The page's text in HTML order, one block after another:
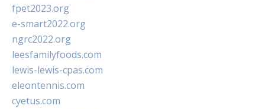
fpet2023.org
e-smart2022.org
ngrc2022.org
leesfamilyfoods.com
lewis-lewis-cpas.com
eleontennis.com
cyetus.com